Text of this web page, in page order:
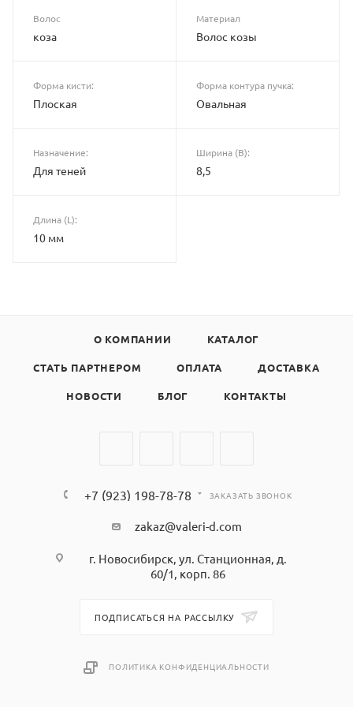
Волос
коза
Материал
Волос козы
Форма кисти:
Плоская
Форма контура пучка:
Овальная
Назначение:
Для теней
Ширина (B):
8,5
Длина (L):
10 мм
О КОМПАНИИ КАТАЛОГ
СТАТЬ ПАРТНЕРОМ ОПЛАТА ДОСТАВКА
НОВОСТИ БЛОГ КОНТАКТЫ
+7 (923) 198-78-78 ЗАКАЗАТЬ ЗВОНОК
zakaz@valeri-d.com
г. Новосибирск, ул. Станционная, д.
60/1, корп. 86
ПОДПИСАТЬСЯ НА РАССЫЛКУ
ПОЛИТИКА КОНФИДЕНЦИАЛЬНОСТИ